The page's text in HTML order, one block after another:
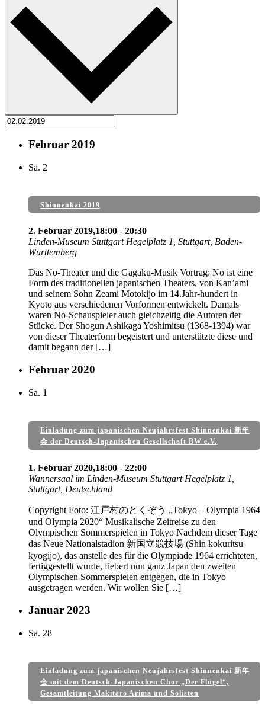
Februar 2019
Sa. 2
Shinnenkai 2019
2. Februar 2019,18:00 - 20:30
Linden-Museum Stuttgart Hegelplatz 1, Stuttgart, Baden-
Württemberg
Das No-Theater und die Gagaku-Musik Vortrag: No ist eine
Form des traditionellen japanischen Theaters, von Kan’ami
und seinem Sohn Zeami Motokijo im 14.Jahr-hundert in
Kyoto aus verschiedenen Vorformen entwickelt. Damals
waren No-Schauspieler auch gleichzeitig die Autoren der
Stücke. Der Shogun Ashikaga Yoshimitsu (1368-1394) war
von dieser Theaterform begeistert und unterstützte diese und
damit begann der […]
Februar 2020
Sa. 1
Einladung zum japanischen Neujahrsfest Shinnenkai 新年
会 der Deutsch-Japanischen Gesellschaft BW e.V.
1. Februar 2020,18:00 - 22:00
Wannersaal im Linden-Museum Stuttgart Hegelplatz 1,
Stuttgart, Deutschland
Copyright Foto: 江戸村のとくぞう „Tokyo – Olympia 1964
und Olympia 2020“ Musikalische Zeitreise zu den
Olympischen Sommerspielen in Tokyo Nachdem dieser Tage
das Neue Nationalstadion 新国立競技場 (Shin kokuritsu
kyōgijō), das anstelle des für die Olympiade 1964 errichteten,
fertiggestellt wurde, fiebert nun ganz Japan den zweiten
Olympischen Sommerspielen entgegen, die in Tokyo
ausgetragen werden. Wir wollen Sie […]
Januar 2023
Sa. 28
Einladung zum japanischen Neujahrsfest Shinnenkai 新年
会 mit dem Deutsch-Japanischen Chor „Der Flügel“,
Gesamtleitung Makitaro Arima und Solisten